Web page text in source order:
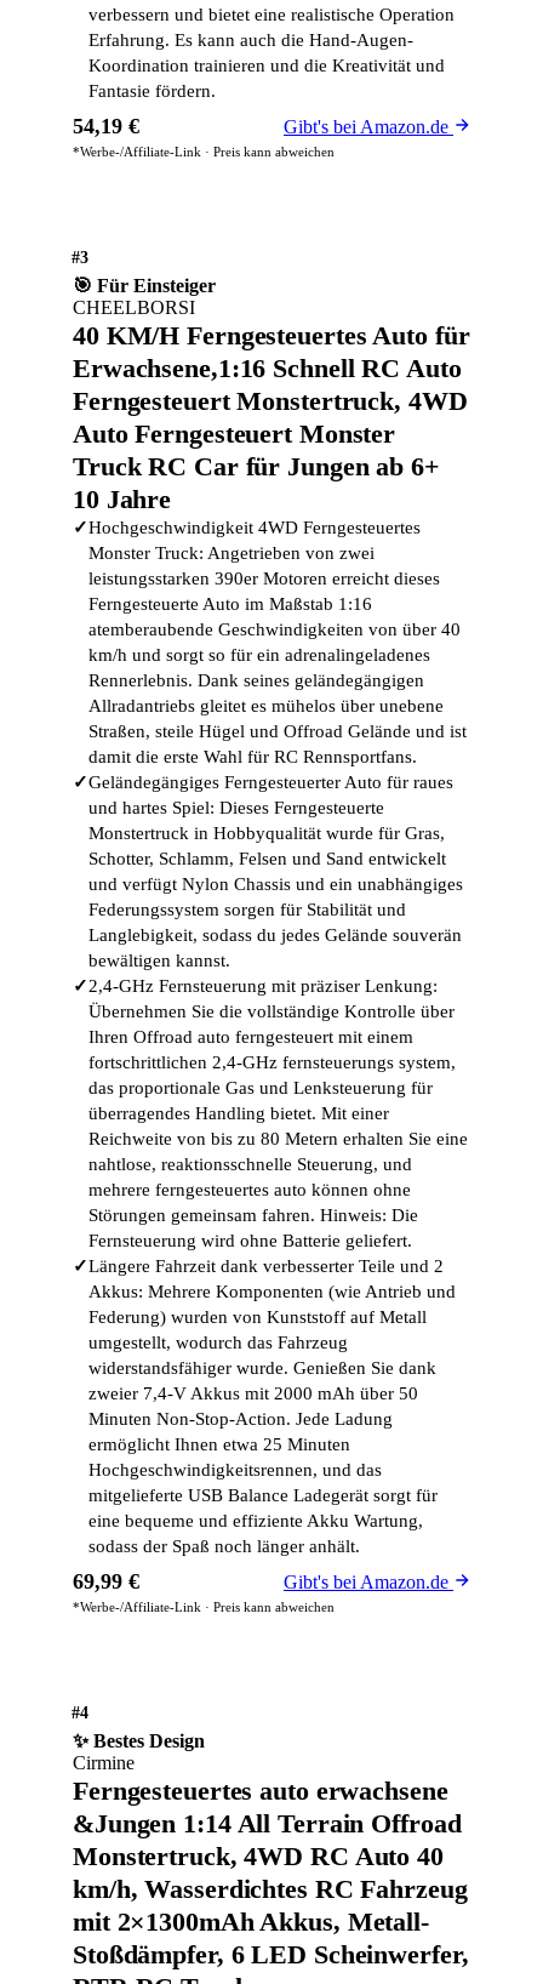
verbessern und bietet eine realistische Operation
Erfahrung. Es kann auch die Hand-Augen-
Koordination trainieren und die Kreativität und
Fantasie fördern.
54,19 € Gibt's bei Amazon.de
*Werbe-/Affiliate-Link · Preis kann abweichen
#3
🎯 Für Einsteiger
CHEELBORSI
40 KM/H Ferngesteuertes Auto für
Erwachsene,1:16 Schnell RC Auto
Ferngesteuert Monstertruck, 4WD
Auto Ferngesteuert Monster
Truck RC Car für Jungen ab 6+
10 Jahre
✓Hochgeschwindigkeit 4WD Ferngesteuertes
Monster Truck: Angetrieben von zwei
leistungsstarken 390er Motoren erreicht dieses
Ferngesteuerte Auto im Maßstab 1:16
atemberaubende Geschwindigkeiten von über 40
km/h und sorgt so für ein adrenalingeladenes
Rennerlebnis. Dank seines geländegängigen
Allradantriebs gleitet es mühelos über unebene
Straßen, steile Hügel und Offroad Gelände und ist
damit die erste Wahl für RC Rennsportfans.
✓Geländegängiges Ferngesteuerter Auto für raues
und hartes Spiel: Dieses Ferngesteuerte
Monstertruck in Hobbyqualität wurde für Gras,
Schotter, Schlamm, Felsen und Sand entwickelt
und verfügt Nylon Chassis und ein unabhängiges
Federungssystem sorgen für Stabilität und
Langlebigkeit, sodass du jedes Gelände souverän
bewältigen kannst.
✓2,4-GHz Fernsteuerung mit präziser Lenkung:
Übernehmen Sie die vollständige Kontrolle über
Ihren Offroad auto ferngesteuert mit einem
fortschrittlichen 2,4-GHz fernsteuerungs system,
das proportionale Gas und Lenksteuerung für
überragendes Handling bietet. Mit einer
Reichweite von bis zu 80 Metern erhalten Sie eine
nahtlose, reaktionsschnelle Steuerung, und
mehrere ferngesteuertes auto können ohne
Störungen gemeinsam fahren. Hinweis: Die
Fernsteuerung wird ohne Batterie geliefert.
✓Längere Fahrzeit dank verbesserter Teile und 2
Akkus: Mehrere Komponenten (wie Antrieb und
Federung) wurden von Kunststoff auf Metall
umgestellt, wodurch das Fahrzeug
widerstandsfähiger wurde. Genießen Sie dank
zweier 7,4-V Akkus mit 2000 mAh über 50
Minuten Non-Stop-Action. Jede Ladung
ermöglicht Ihnen etwa 25 Minuten
Hochgeschwindigkeitsrennen, und das
mitgelieferte USB Balance Ladegerät sorgt für
eine bequeme und effiziente Akku Wartung,
sodass der Spaß noch länger anhält.
69,99 € Gibt's bei Amazon.de
*Werbe-/Affiliate-Link · Preis kann abweichen
#4
✨ Bestes Design
Cirmine
Ferngesteuertes auto erwachsene
&Jungen 1:14 All Terrain Offroad
Monstertruck, 4WD RC Auto 40
km/h, Wasserdichtes RC Fahrzeug
mit 2×1300mAh Akkus, Metall-
Stoßdämpfer, 6 LED Scheinwerfer,